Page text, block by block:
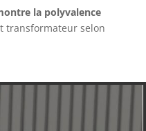
la polyvalence
transformateur selon